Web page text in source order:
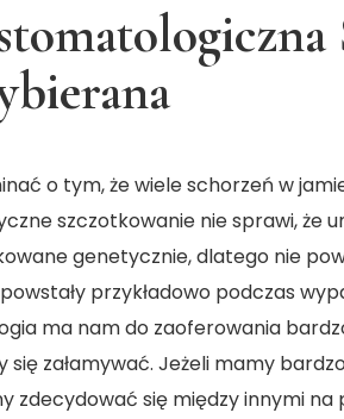
o tym, że wiele schorzeń w
szczotkowanie nie sprawi, że
genetycznie, dlatego nie
przykładowo podczas
ma nam do zaoferowania
załamywać. Jeżeli mamy
zdecydować się między innymi